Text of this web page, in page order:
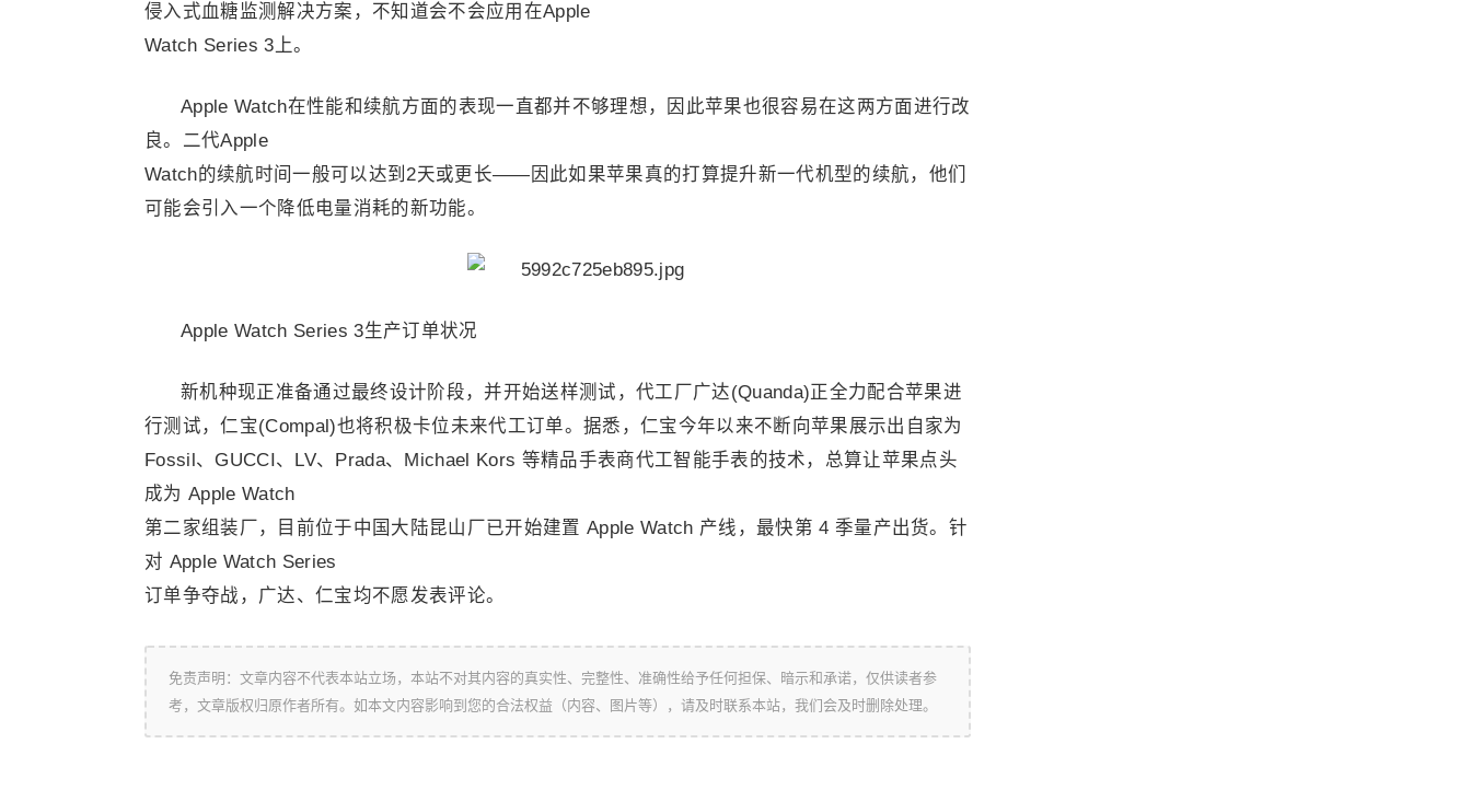
侵入式血糖监测解决方案，不知道会不会应用在Apple
Watch Series 3上。
Apple Watch在性能和续航方面的表现一直都并不够理想，因此苹果也很容易在这两方面进行改
良。二代Apple
Watch的续航时间一般可以达到2天或更长——因此如果苹果真的打算提升新一代机型的续航，他们
可能会引入一个降低电量消耗的新功能。
Apple Watch Series 3生产订单状况
新机种现正准备通过最终设计阶段，并开始送样测试，代工厂广达(Quanda)正全力配合苹果进
行测试，仁宝(Compal)也将积极卡位未来代工订单。据悉，仁宝今年以来不断向苹果展示出自家为
Fossil、GUCCI、LV、Prada、Michael Kors 等精品手表商代工智能手表的技术，总算让苹果点头
成为 Apple Watch
第二家组装厂，目前位于中国大陆昆山厂已开始建置 Apple Watch 产线，最快第 4 季量产出货。针
对 Apple Watch Series
订单争夺战，广达、仁宝均不愿发表评论。
免责声明：文章内容不代表本站立场，本站不对其内容的真实性、完整性、准确性给予任何担保、暗示和承诺，仅供读者参
考，文章版权归原作者所有。如本文内容影响到您的合法权益（内容、图片等），请及时联系本站，我们会及时删除处理。